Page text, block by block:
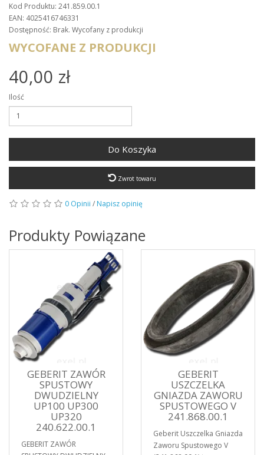
Kod Produktu: 241.859.00.1
EAN: 4025416746331
Dostępność: Brak. Wycofany z produkcji
WYCOFANE Z PRODUKCJI
40,00 zł
Ilość
Do Koszyka
Zwrot towaru
0 Opinii / Napisz opinię
Produkty Powiązane
GEBERIT ZAWÓR
SPUSTOWY
DWUDZIELNY
UP100 UP300
UP320
240.622.00.1
GEBERIT ZAWÓR
GEBERIT
USZCZELKA
GNIAZDA ZAWORU
SPUSTOWEGO V
241.868.00.1
Geberit Uszczelka Gniazda
Zaworu Spustowego V